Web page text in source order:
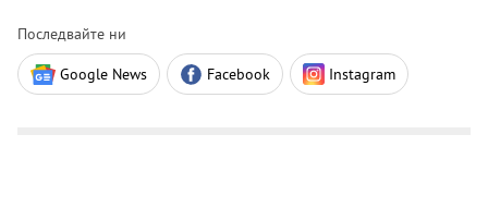
Последвайте ни
Google News Facebook Instagram